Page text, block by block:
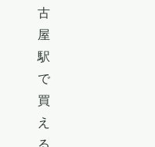
古
屋
駅
で
買
え
る